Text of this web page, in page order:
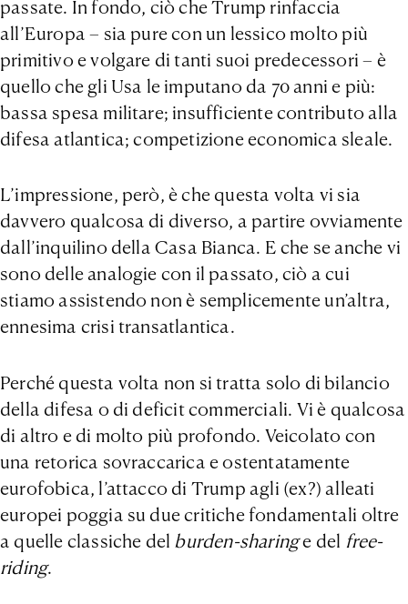
passate. In fondo, ciò che Trump rinfaccia
all’Europa – sia pure con un lessico molto più
primitivo e volgare di tanti suoi predecessori – è
quello che gli Usa le imputano da 70 anni e più:
bassa spesa militare; insufficiente contributo alla
difesa atlantica; competizione economica sleale.
L’impressione, però, è che questa volta vi sia
davvero qualcosa di diverso, a partire ovviamente
dall’inquilino della Casa Bianca. E che se anche vi
sono delle analogie con il passato, ciò a cui
stiamo assistendo non è semplicemente un’altra,
ennesima crisi transatlantica.
Perché questa volta non si tratta solo di bilancio
della difesa o di deficit commerciali. Vi è qualcosa
di altro e di molto più profondo. Veicolato con
una retorica sovraccarica e ostentatamente
eurofobica, l’attacco di Trump agli (ex?) alleati
europei poggia su due critiche fondamentali oltre
a quelle classiche del burden-sharinge del free-
riding.